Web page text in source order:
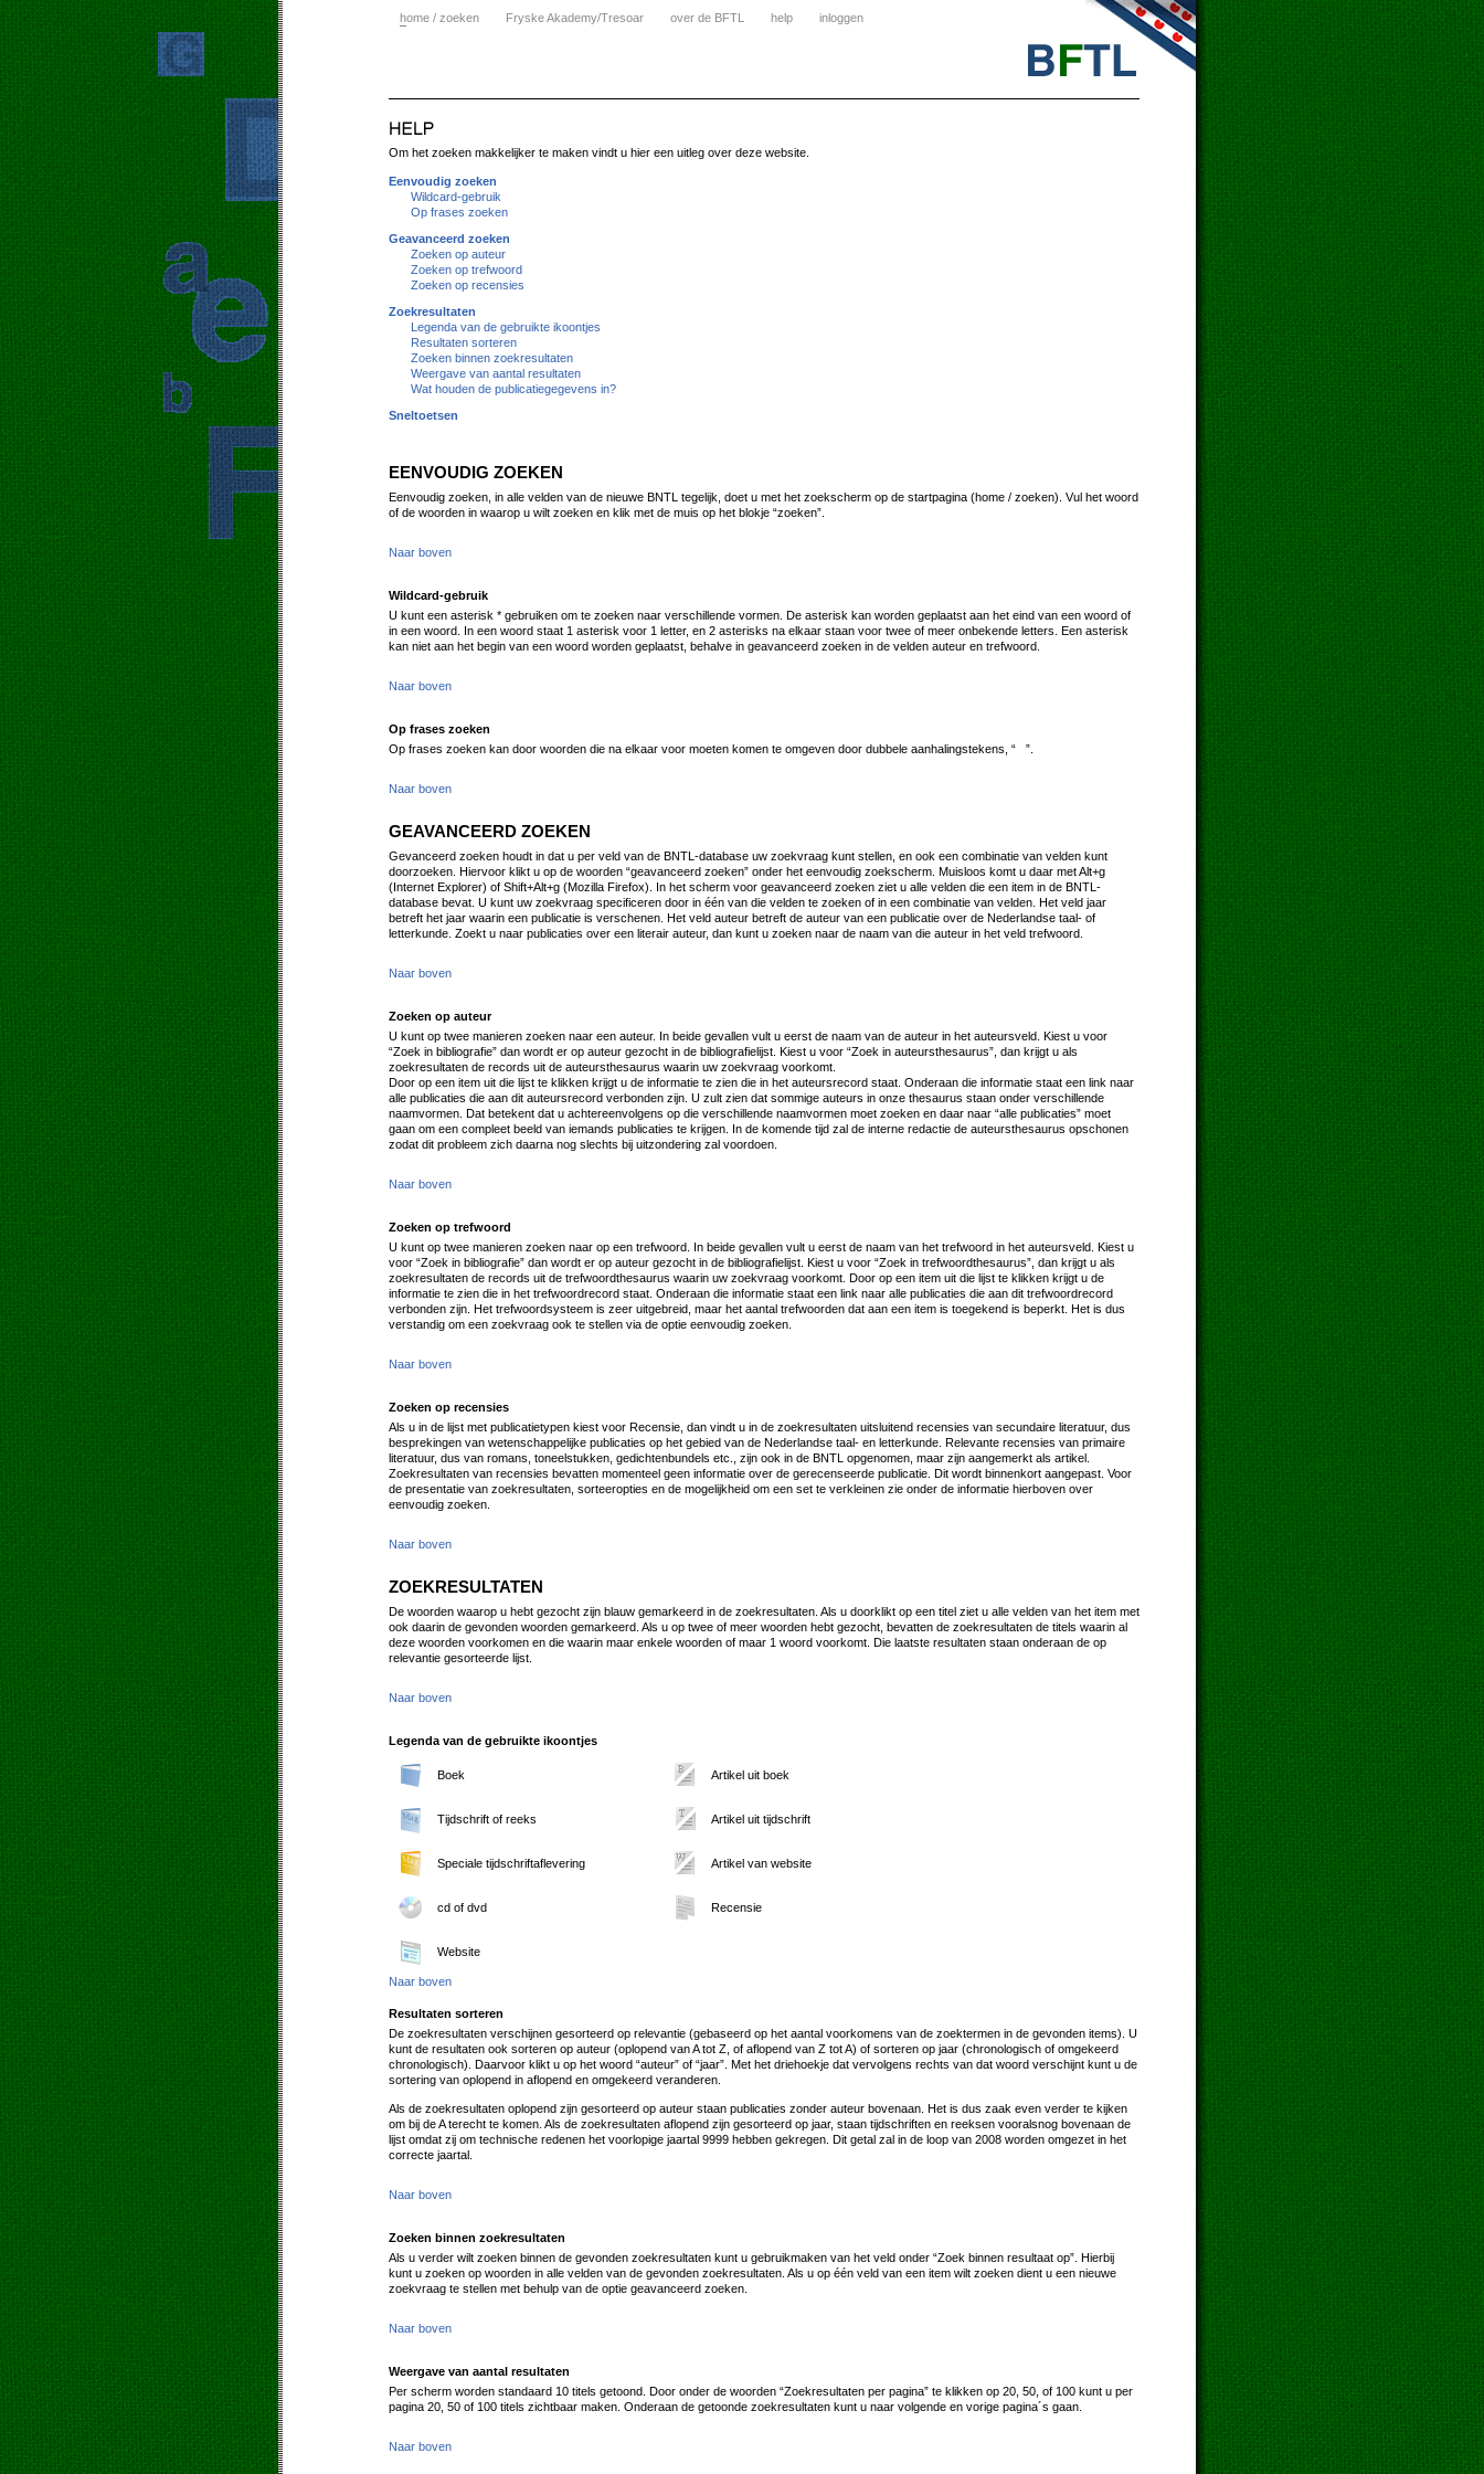
home / zoeken Fryske Akademy/Tresoar over de BFTL help inloggen
Om het zoeken makkelijker te maken vindt u hier een uitleg over deze website.
Eenvoudig zoeken
Wildcard-gebruik
Op frases zoeken
Geavanceerd zoeken
Zoeken op auteur
Zoeken op trefwoord
Zoeken op recensies
Zoekresultaten
Legenda van de gebruikte ikoontjes
Resultaten sorteren
Zoeken binnen zoekresultaten
Weergave van aantal resultaten
Wat houden de publicatiegegevens in?
Sneltoetsen
EENVOUDIG ZOEKEN
Eenvoudig zoeken, in alle velden van de nieuwe BNTL tegelijk, doet u met het zoekscherm op de startpagina (home / zoeken). Vul het woord
of de woorden in waarop u wilt zoeken en klik met de muis op het blokje “zoeken”.
Naar boven
Wildcard-gebruik
U kunt een asterisk * gebruiken om te zoeken naar verschillende vormen. De asterisk kan worden geplaatst aan het eind van een woord of
in een woord. In een woord staat 1 asterisk voor 1 letter, en 2 asterisks na elkaar staan voor twee of meer onbekende letters. Een asterisk
kan niet aan het begin van een woord worden geplaatst, behalve in geavanceerd zoeken in de velden auteur en trefwoord.
Naar boven
Op frases zoeken
Op frases zoeken kan door woorden die na elkaar voor moeten komen te omgeven door dubbele aanhalingstekens, “ ”.
Naar boven
GEAVANCEERD ZOEKEN
Gevanceerd zoeken houdt in dat u per veld van de BNTL-database uw zoekvraag kunt stellen, en ook een combinatie van velden kunt
doorzoeken. Hiervoor klikt u op de woorden “geavanceerd zoeken” onder het eenvoudig zoekscherm. Muisloos komt u daar met Alt+g
(Internet Explorer) of Shift+Alt+g (Mozilla Firefox). In het scherm voor geavanceerd zoeken ziet u alle velden die een item in de BNTL-
database bevat. U kunt uw zoekvraag specificeren door in één van die velden te zoeken of in een combinatie van velden. Het veld jaar
betreft het jaar waarin een publicatie is verschenen. Het veld auteur betreft de auteur van een publicatie over de Nederlandse taal- of
letterkunde. Zoekt u naar publicaties over een literair auteur, dan kunt u zoeken naar de naam van die auteur in het veld trefwoord.
Naar boven
Zoeken op auteur
U kunt op twee manieren zoeken naar een auteur. In beide gevallen vult u eerst de naam van de auteur in het auteursveld. Kiest u voor
“Zoek in bibliografie” dan wordt er op auteur gezocht in de bibliografielijst. Kiest u voor “Zoek in auteursthesaurus”, dan krijgt u als
zoekresultaten de records uit de auteursthesaurus waarin uw zoekvraag voorkomt.
Door op een item uit die lijst te klikken krijgt u de informatie te zien die in het auteursrecord staat. Onderaan die informatie staat een link naar
alle publicaties die aan dit auteursrecord verbonden zijn. U zult zien dat sommige auteurs in onze thesaurus staan onder verschillende
naamvormen. Dat betekent dat u achtereenvolgens op die verschillende naamvormen moet zoeken en daar naar “alle publicaties” moet
gaan om een compleet beeld van iemands publicaties te krijgen. In de komende tijd zal de interne redactie de auteursthesaurus opschonen
zodat dit probleem zich daarna nog slechts bij uitzondering zal voordoen.
Naar boven
Zoeken op trefwoord
U kunt op twee manieren zoeken naar op een trefwoord. In beide gevallen vult u eerst de naam van het trefwoord in het auteursveld. Kiest u
voor “Zoek in bibliografie” dan wordt er op auteur gezocht in de bibliografielijst. Kiest u voor “Zoek in trefwoordthesaurus”, dan krijgt u als
zoekresultaten de records uit de trefwoordthesaurus waarin uw zoekvraag voorkomt. Door op een item uit die lijst te klikken krijgt u de
informatie te zien die in het trefwoordrecord staat. Onderaan die informatie staat een link naar alle publicaties die aan dit trefwoordrecord
verbonden zijn. Het trefwoordsysteem is zeer uitgebreid, maar het aantal trefwoorden dat aan een item is toegekend is beperkt. Het is dus
verstandig om een zoekvraag ook te stellen via de optie eenvoudig zoeken.
Naar boven
Zoeken op recensies
Als u in de lijst met publicatietypen kiest voor Recensie, dan vindt u in de zoekresultaten uitsluitend recensies van secundaire literatuur, dus
besprekingen van wetenschappelijke publicaties op het gebied van de Nederlandse taal- en letterkunde. Relevante recensies van primaire
literatuur, dus van romans, toneelstukken, gedichtenbundels etc., zijn ook in de BNTL opgenomen, maar zijn aangemerkt als artikel.
Zoekresultaten van recensies bevatten momenteel geen informatie over de gerecenseerde publicatie. Dit wordt binnenkort aangepast. Voor
de presentatie van zoekresultaten, sorteeropties en de mogelijkheid om een set te verkleinen zie onder de informatie hierboven over
eenvoudig zoeken.
Naar boven
ZOEKRESULTATEN
De woorden waarop u hebt gezocht zijn blauw gemarkeerd in de zoekresultaten. Als u doorklikt op een titel ziet u alle velden van het item met
ook daarin de gevonden woorden gemarkeerd. Als u op twee of meer woorden hebt gezocht, bevatten de zoekresultaten de titels waarin al
deze woorden voorkomen en die waarin maar enkele woorden of maar 1 woord voorkomt. Die laatste resultaten staan onderaan de op
relevantie gesorteerde lijst.
Naar boven
Legenda van de gebruikte ikoontjes
Boek Artikel uit boek
Tijdschrift of reeks Artikel uit tijdschrift
Speciale tijdschriftaflevering Artikel van website
cd of dvd Recensie
Website
Naar boven
Resultaten sorteren
De zoekresultaten verschijnen gesorteerd op relevantie (gebaseerd op het aantal voorkomens van de zoektermen in de gevonden items). U
kunt de resultaten ook sorteren op auteur (oplopend van A tot Z, of aflopend van Z tot A) of sorteren op jaar (chronologisch of omgekeerd
chronologisch). Daarvoor klikt u op het woord “auteur” of “jaar”. Met het driehoekje dat vervolgens rechts van dat woord verschijnt kunt u de
sortering van oplopend in aflopend en omgekeerd veranderen.
Als de zoekresultaten oplopend zijn gesorteerd op auteur staan publicaties zonder auteur bovenaan. Het is dus zaak even verder te kijken
om bij de A terecht te komen. Als de zoekresultaten aflopend zijn gesorteerd op jaar, staan tijdschriften en reeksen vooralsnog bovenaan de
lijst omdat zij om technische redenen het voorlopige jaartal 9999 hebben gekregen. Dit getal zal in de loop van 2008 worden omgezet in het
correcte jaartal.
Naar boven
Zoeken binnen zoekresultaten
Als u verder wilt zoeken binnen de gevonden zoekresultaten kunt u gebruikmaken van het veld onder “Zoek binnen resultaat op”. Hierbij
kunt u zoeken op woorden in alle velden van de gevonden zoekresultaten. Als u op één veld van een item wilt zoeken dient u een nieuwe
zoekvraag te stellen met behulp van de optie geavanceerd zoeken.
Naar boven
Weergave van aantal resultaten
Per scherm worden standaard 10 titels getoond. Door onder de woorden “Zoekresultaten per pagina” te klikken op 20, 50, of 100 kunt u per
pagina 20, 50 of 100 titels zichtbaar maken. Onderaan de getoonde zoekresultaten kunt u naar volgende en vorige pagina´s gaan.
Naar boven